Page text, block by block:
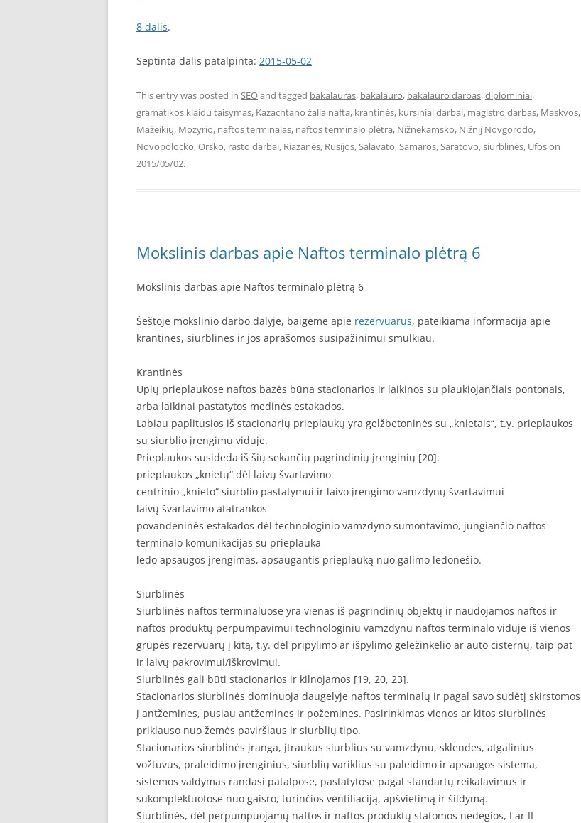
8 dalis.
Septinta dalis patalpinta: 2015-05-02
This entry was posted in SEOand tagged bakalauras, bakalauro, bakalauro darbas,diplominiai,
gramatikos klaidu taisymas, Kazachtano žalia nafta, krantinės, kursiniai darbai, magistro darbas, Maskvos,
Mažeikių, Mozyrio, naftos terminalas, naftos terminalo plėtra, Nižnekamsko, Nižnij Novgorodo,
Novopolocko,Orsko, rasto darbai, Riazanės, Rusijos,Salavato,Samaros,Saratovo,siurblinės, Ufoson
2015/05/02.
Mokslinis darbas apie Naftos terminalo plėtrą 6
Mokslinis darbas apie Naftos terminalo plėtrą 6
Šeštoje mokslinio darbo dalyje, baigėme apie rezervuarus, pateikiama informacija apie
krantines, siurblines ir jos aprašomos susipažinimui smulkiau.
Krantinės
Upių prieplaukose naftos bazės būna stacionarios ir laikinos su plaukiojančiais pontonais,
arba laikinai pastatytos medinės estakados.
Labiau paplitusios iš stacionarių prieplaukų yra gelžbetoninės su „knietais“, t.y. prieplaukos
su siurblio įrengimu viduje.
Prieplaukos susideda iš šių sekančių pagrindinių įrenginių [20]:
prieplaukos „knietų“ dėl laivų švartavimo
centrinio „knieto“ siurblio pastatymui ir laivo įrengimo vamzdynų švartavimui
laivų švartavimo atatrankos
povandeninės estakados dėl technologinio vamzdyno sumontavimo, jungiančio naftos
terminalo komunikacijas su prieplauka
ledo apsaugos įrengimas, apsaugantis prieplauką nuo galimo ledonešio.
Siurblinės
Siurblinės naftos terminaluose yra vienas iš pagrindinių objektų ir naudojamos naftos ir
naftos produktų perpumpavimui technologiniu vamzdynu naftos terminalo viduje iš vienos
grupės rezervuarų į kitą, t.y. dėl pripylimo ar išpylimo geležinkelio ar auto cisternų, taip pat
ir laivų pakrovimui/iškrovimui.
Siurblinės gali būti stacionarios ir kilnojamos [19, 20, 23].
Stacionarios siurblinės dominuoja daugelyje naftos terminalų ir pagal savo sudėtį skirstomos
į antžemines, pusiau antžemines ir požemines. Pasirinkimas vienos ar kitos siurblinės
priklauso nuo žemės paviršiaus ir siurblių tipo.
Stacionarios siurblinės įranga, įtraukus siurblius su vamzdynu, sklendes, atgalinius
vožtuvus, praleidimo įrenginius, siurblių variklius su paleidimo ir apsaugos sistema,
sistemos valdymas randasi patalpose, pastatytose pagal standartų reikalavimus ir
sukomplektuotose nuo gaisro, turinčios ventiliaciją, apšvietimą ir šildymą.
Siurblinės, dėl perpumpuojamų naftos ir naftos produktų statomos nedegios, I ar II